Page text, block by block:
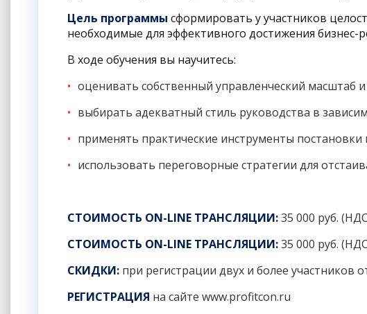
Цель программы сформировать у участников
необходимые для эффективного достижения бизнес-
В ходе обучения вы научитесь:
оценивать собственный управленческий масштаб
выбирать адекватный стиль руководства в
применять практические инструменты
использовать переговорные стратегии для
СТОИМОСТЬ ON-LINE ТРАНСЛЯЦИИ:35 000 руб.
СТОИМОСТЬ ON-LINE ТРАНСЛЯЦИИ:35 000 руб.
СКИДКИ: при регистрации двух и более участников
РЕГИСТРАЦИЯ на сайте www.profitcon.ru